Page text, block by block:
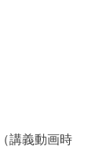
講義動画時